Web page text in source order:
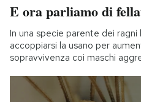
E ora parliamo di
In una specie parente dei
accoppiarsi la usano per
sopravvivenza coi maschi